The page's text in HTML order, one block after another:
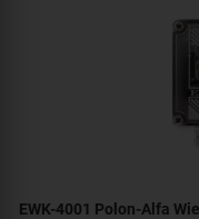
EWK-4001 Polon-Alfa